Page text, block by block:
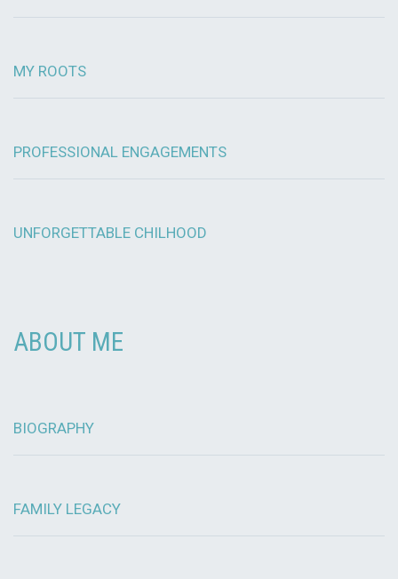
MY ROOTS
PROFESSIONAL ENGAGEMENTS
UNFORGETTABLE CHILHOOD
ABOUT ME
BIOGRAPHY
FAMILY LEGACY